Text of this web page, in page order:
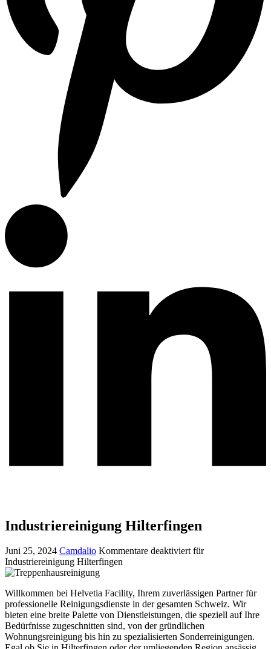
Industriereinigung Hilterfingen
Juni 25, 2024 Camdalio Kommentare deaktiviertfür
Industriereinigung Hilterfingen
Willkommen bei Helvetia Facility, Ihrem zuverlässigen Partner für
professionelle Reinigungsdienste in der gesamten Schweiz. Wir
bieten eine breite Palette von Dienstleistungen, die speziell auf Ihre
Bedürfnisse zugeschnitten sind, von der gründlichen
Wohnungsreinigung bis hin zu spezialisierten Sonderreinigungen.